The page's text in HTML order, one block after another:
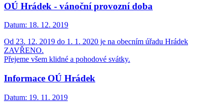
OÚ Hrádek - vánoční provozní doba
Datum: 18. 12. 2019
Od 23. 12. 2019 do 1. 1. 2020 je na obecním úřadu Hrádek
ZAVŘENO.
Přejeme všem klidné a pohodové svátky.
Informace OÚ Hrádek
Datum: 19. 11. 2019